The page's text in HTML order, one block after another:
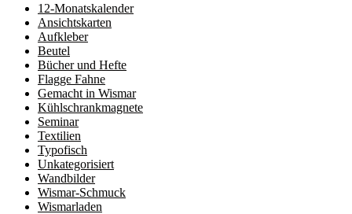
12-Monatskalender
Ansichtskarten
Aufkleber
Beutel
Bücher und Hefte
Flagge Fahne
Gemacht in Wismar
Kühlschrankmagnete
Seminar
Textilien
Typofisch
Unkategorisiert
Wandbilder
Wismar-Schmuck
Wismarladen